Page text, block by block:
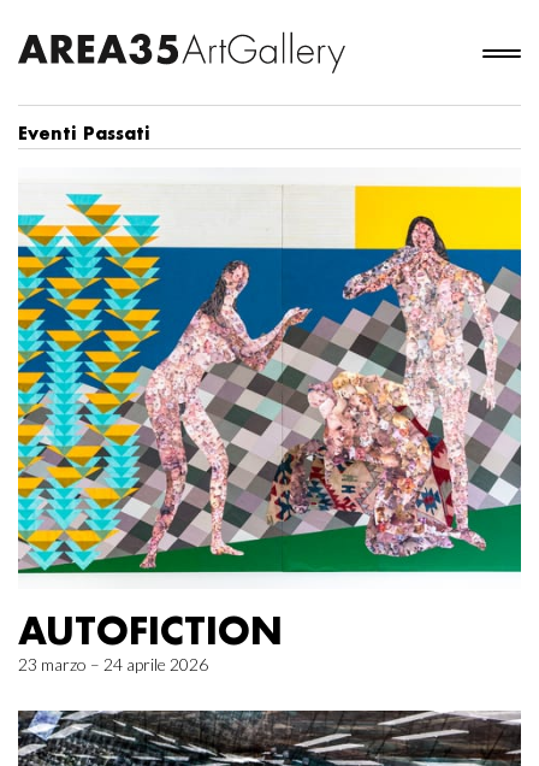
Eventi Passati
AUTOFICTION
23 marzo – 24 aprile 2026